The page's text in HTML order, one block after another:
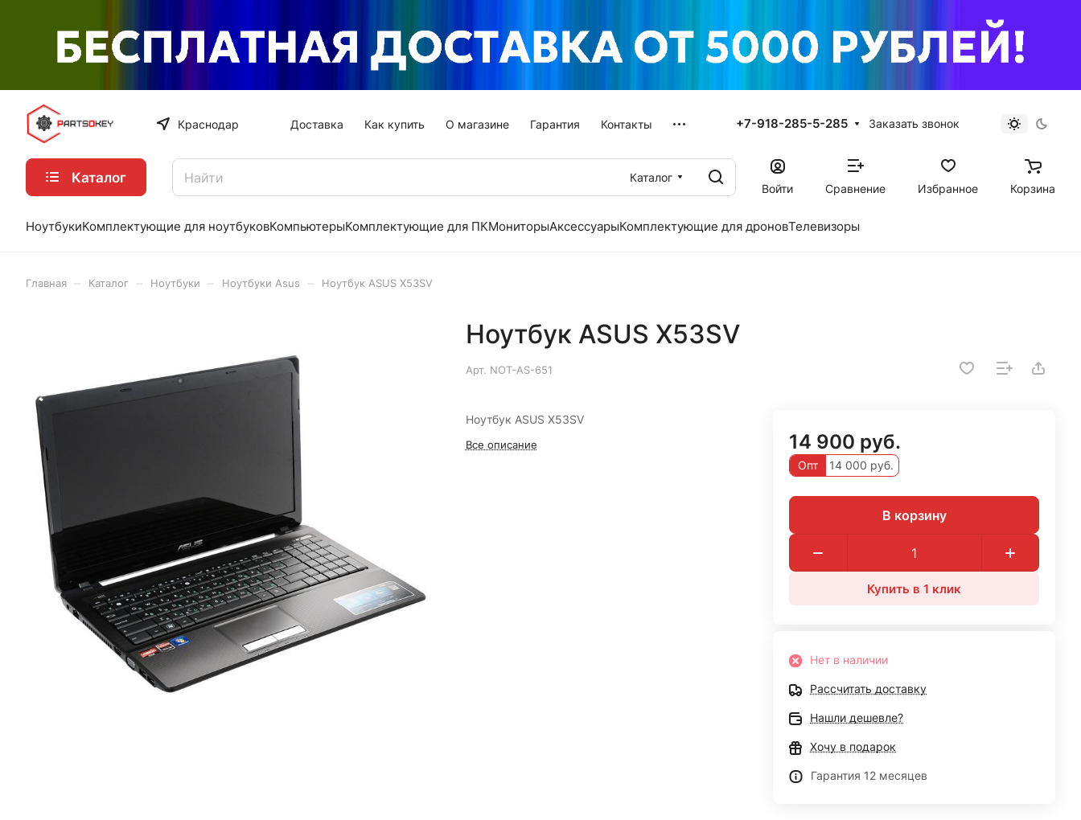
Краснодар Доставка Как купить О магазине Гарантия Контакты +7-918-285-5-285 Заказать звонок
Каталог
Каталог
Войти
Сравнение Избранное Корзина
НоутбукиКомплектующие для ноутбуковКомпьютерыКомплектующие для ПКМониторыАксессуарыКомплектующие для дроновТелевизоры
Главная Каталог Ноутбуки Ноутбуки Asus Ноутбук ASUS X53SV
Ноутбук ASUS X53SV
Арт. NOT-AS-651
Ноутбук ASUS X53SV
Все описание 14 900 руб.
Опт 14 000 руб.
В корзину
Купить в 1 клик
Нет в наличии
Рассчитать доставку
Нашли дешевле?
Хочу в подарок
Гарантия 12 месяцев